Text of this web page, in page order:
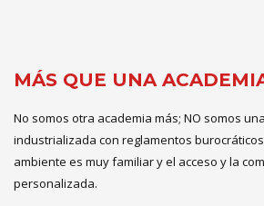
MÁS QUE UNA
No somos otra academia más; NO somos
industrializada con reglamentos
ambiente es muy familiar y el acceso y la
personalizada.